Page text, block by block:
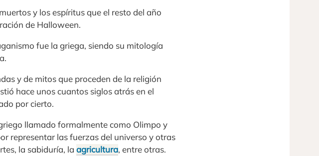
y los espíritus que el resto del año
de Halloween.
fue la griega, siendo su mitología
y de mitos que proceden de la religión
hace unos cuantos siglos atrás en el
por cierto.
llamado formalmente como Olimpo y
representar las fuerzas del universo y otras
la sabiduría, la agricultura, entre otras.